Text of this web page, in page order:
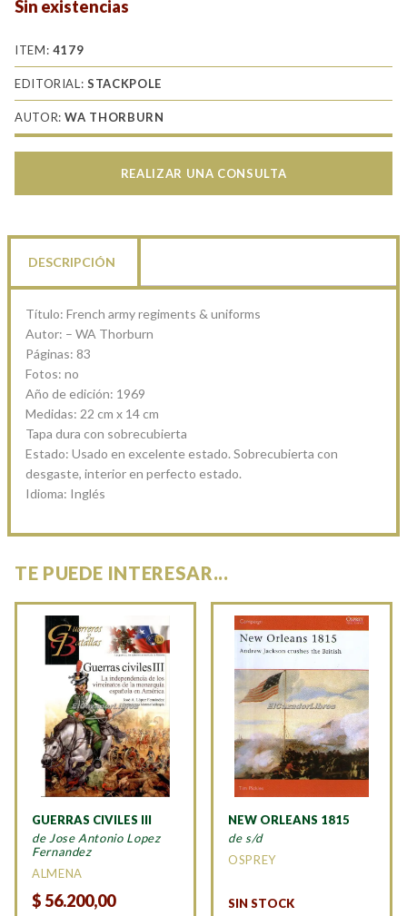
Sin existencias
ITEM: 4179
EDITORIAL:STACKPOLE
AUTOR:WA THORBURN
REALIZAR UNA CONSULTA
DESCRIPCIÓN
Título: French army regiments & uniforms
Autor: – WA Thorburn
Páginas: 83
Fotos: no
Año de edición: 1969
Medidas: 22 cm x 14 cm
Tapa dura con sobrecubierta
Estado: Usado en excelente estado. Sobrecubierta con
desgaste, interior en perfecto estado.
Idioma: Inglés
TE PUEDE INTERESAR...
GUERRAS CIVILES III
de Jose Antonio Lopez
Fernandez
ALMENA
$ 56.200,00
NEW ORLEANS 1815
de s/d
OSPREY
SIN STOCK